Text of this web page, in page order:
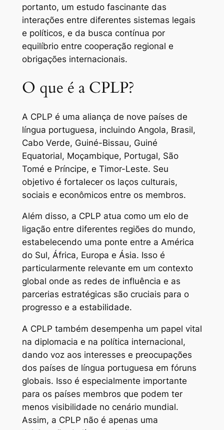
portanto, um estudo fascinante das
interações entre diferentes sistemas legais
e políticos, e da busca contínua por
equilíbrio entre cooperação regional e
obrigações internacionais.
O que é a CPLP?
A CPLP é uma aliança de nove países de
língua portuguesa, incluindo Angola, Brasil,
Cabo Verde, Guiné-Bissau, Guiné
Equatorial, Moçambique, Portugal, São
Tomé e Príncipe, e Timor-Leste. Seu
objetivo é fortalecer os laços culturais,
sociais e econômicos entre os membros.
Além disso, a CPLP atua como um elo de
ligação entre diferentes regiões do mundo,
estabelecendo uma ponte entre a América
do Sul, África, Europa e Ásia. Isso é
particularmente relevante em um contexto
global onde as redes de influência e as
parcerias estratégicas são cruciais para o
progresso e a estabilidade.
A CPLP também desempenha um papel vital
na diplomacia e na política internacional,
dando voz aos interesses e preocupações
dos países de língua portuguesa em fóruns
globais. Isso é especialmente importante
para os países membros que podem ter
menos visibilidade no cenário mundial.
Assim, a CPLP não é apenas uma